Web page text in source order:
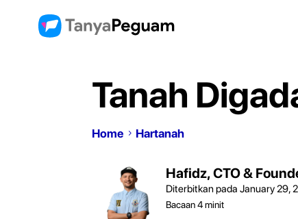
Tanah
Home Hartanah
Hafidz, CTO &
Diterbitkan pada January 29,
Bacaan4minit